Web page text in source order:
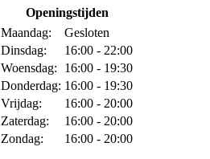
Openingstijden
Maandag:
Gesloten
Dinsdag:
16:00 - 22:00
Woensdag:
16:00 - 19:30
Donderdag: 16:00 - 19:30
Vrijdag:
16:00 - 20:00
Zaterdag:
16:00 - 20:00
Zondag:
16:00 - 20:00